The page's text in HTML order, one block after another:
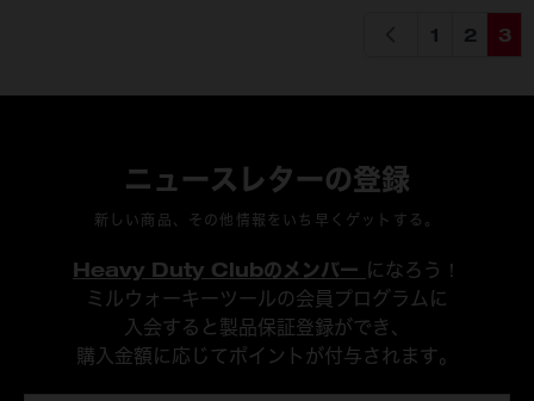
ページ
1 ページ
2 ペー
3
ニュースレターの登録
新しい商品、その他情報をいち早くゲットする。
Heavy Duty Clubのメンバー になろう！
ミルウォーキーツールの会員プログラムに
入会すると製品保証登録ができ、
購入金額に応じてポイントが付与されます。